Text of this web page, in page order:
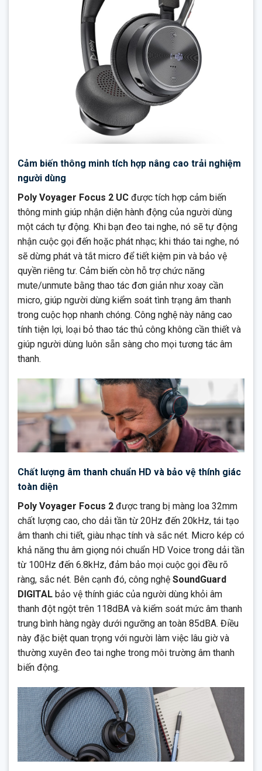
Cảm biến thông minh tích hợp nâng cao trải nghiệm
người dùng
Poly Voyager Focus 2 UC được tích hợp cảm biến
thông minh giúp nhận diện hành động của người dùng
một cách tự động. Khi bạn đeo tai nghe, nó sẽ tự động
nhận cuộc gọi đến hoặc phát nhạc; khi tháo tai nghe, nó
sẽ dừng phát và tắt micro để tiết kiệm pin và bảo vệ
quyền riêng tư. Cảm biến còn hỗ trợ chức năng
mute/unmute bằng thao tác đơn giản như xoay cần
micro, giúp người dùng kiểm soát tình trạng âm thanh
trong cuộc họp nhanh chóng. Công nghệ này nâng cao
tính tiện lợi, loại bỏ thao tác thủ công không cần thiết và
giúp người dùng luôn sẵn sàng cho mọi tương tác âm
thanh.
Chất lượng âm thanh chuẩn HD và bảo vệ thính giác
toàn diện
Poly Voyager Focus 2 được trang bị màng loa 32mm
chất lượng cao, cho dải tần từ 20Hz đến 20kHz, tái tạo
âm thanh chi tiết, giàu nhạc tính và sắc nét. Micro kép có
khả năng thu âm giọng nói chuẩn HD Voice trong dải tần
từ 100Hz đến 6.8kHz, đảm bảo mọi cuộc gọi đều rõ
ràng, sắc nét. Bên cạnh đó, công nghệ SoundGuard
DIGITAL bảo vệ thính giác của người dùng khỏi âm
thanh đột ngột trên 118dBA và kiểm soát mức âm thanh
trung bình hàng ngày dưới ngưỡng an toàn 85dBA. Điều
này đặc biệt quan trọng với người làm việc lâu giờ và
thường xuyên đeo tai nghe trong môi trường âm thanh
biến động.